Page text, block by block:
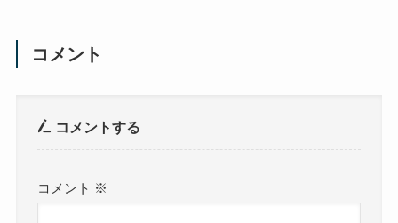
コメント
コメントする
コメント ※